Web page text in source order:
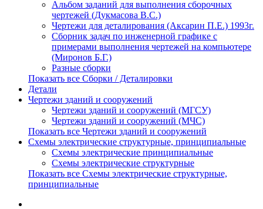
Альбом заданий для выполнения сборочных
чертежей (Дукмасова В.С.)
Чертежи для деталирования (Аксарин П.Е.) 1993г.
Сборник задач по инженерной графике с
примерами выполнения чертежей на компьютере
(Миронов Б.Г.)
Разные сборки
Показать все Сборки / Деталировки
Детали
Чертежи зданий и сооружений
Чертежи зданий и сооружений (МГСУ)
Чертежи зданий и сооружений (МЧС)
Показать все Чертежи зданий и сооружений
Схемы электрические структурные, принципиальные
Схемы электрические принципиальные
Схемы электрические структурные
Показать все Схемы электрические структурные,
принципиальные